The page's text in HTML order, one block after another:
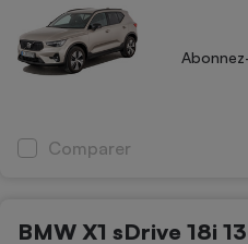
Comparer
BMW X1 sDrive 18i